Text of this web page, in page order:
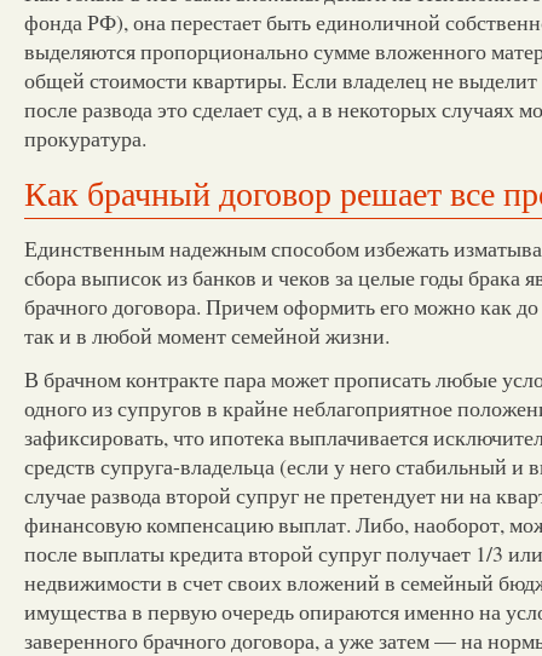
фонда РФ), она перестает быть единоличной
выделяются пропорционально сумме вложенного
общей стоимости квартиры. Если владелец не
после развода это сделает суд, а в некоторых случаях
прокуратура.
Как брачный договор решает все
Единственным надежным способом избежать
сбора выписок из банков и чеков за целые годы брака
брачного договора. Причем оформить его можно как
так и в любой момент семейной жизни.
В брачном контракте пара может прописать любые
одного из супругов в крайне неблагоприятное
зафиксировать, что ипотека выплачивается
средств супруга-владельца (если у него стабильный и
случае развода второй супруг не претендует ни на
финансовую компенсацию выплат. Либо, наоборот,
после выплаты кредита второй супруг получает 1/3
недвижимости в счет своих вложений в семейный
имущества в первую очередь опираются именно на
заверенного брачного договора, а уже затем — на